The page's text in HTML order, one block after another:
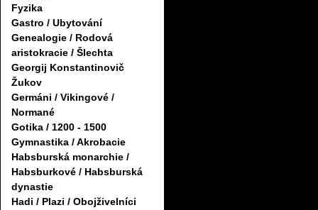
Fyzika
Gastro / Ubytování
Genealogie / Rodová
aristokracie / Šlechta
Georgij Konstantinovič
Žukov
Germáni / Vikingové /
Normané
Gotika / 1200 - 1500
Gymnastika / Akrobacie
Habsburská monarchie /
Habsburkové / Habsburská
dynastie
Hadi / Plazi / Obojživelníci